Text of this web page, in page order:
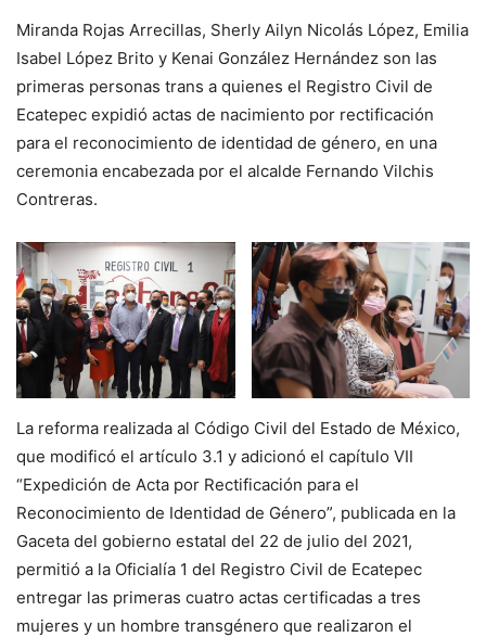
Miranda Rojas Arrecillas, Sherly Ailyn Nicolás López, Emilia
Isabel López Brito y Kenai González Hernández son las
primeras personas trans a quienes el Registro Civil de
Ecatepec expidió actas de nacimiento por rectificación
para el reconocimiento de identidad de género, en una
ceremonia encabezada por el alcalde Fernando Vilchis
Contreras.
La reforma realizada al Código Civil del Estado de México,
que modificó el artículo 3.1 y adicionó el capítulo VII
“Expedición de Acta por Rectificación para el
Reconocimiento de Identidad de Género”, publicada en la
Gaceta del gobierno estatal del 22 de julio del 2021,
permitió a la Oficialía 1 del Registro Civil de Ecatepec
entregar las primeras cuatro actas certificadas a tres
mujeres y un hombre transgénero que realizaron el